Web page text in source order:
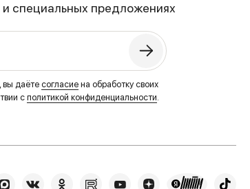
специальных предложениях
вы даётесогласие на обработку своих
сполитикой конфиденциальности.